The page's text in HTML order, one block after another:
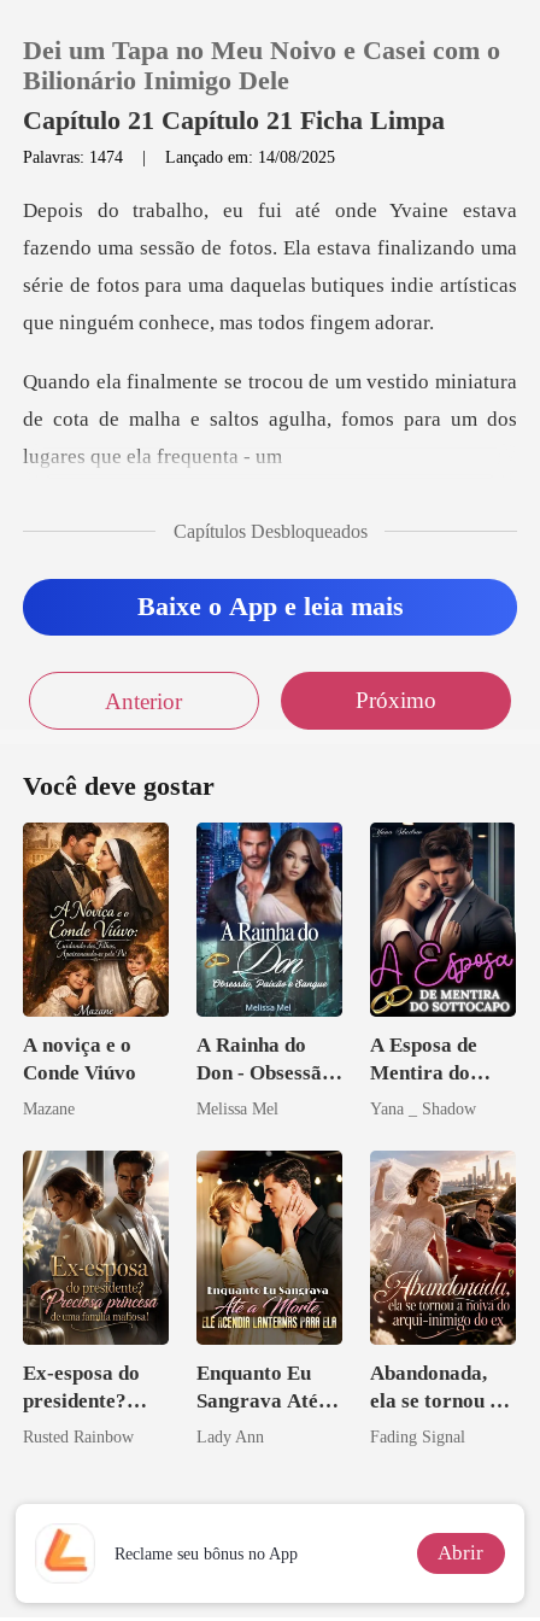
Loja
Histórico
Sair
Baixar App
Dei um Tapa no Meu Noivo e Casei com o
Bilionário Inimigo Dele
Capítulo 21 Capítulo 21 Ficha Limpa
Palavras: 1474 |Lançado em: 14/08/2025
e fotos. Ela estava finalizando uma
série de fotos para uma daquelas b
miniatura
de cota de malha e saltos agulha, fo
Capítulos Desbloqueados
Baixe o App e leia mais
Anterior Próximo
Você deve gostar
A noviça e o
Conde Viúvo
Mazane
A Rainha do
Don - Obsessão,
Paixão e Sangue
Melissa Mel
A Esposa de
Mentira do
Sottocapo
Yana _ Shadow
Ex-esposa do
presidente?
Preciosa
mafiosa!
Rusted Rainbow
Enquanto Eu
Sangrava Até a
Morte, Ele
Ela
Lady Ann
Abandonada,
ela se tornou a
noiva do arqui-
Fading Signal
Reclame seu bônus no App Abrir